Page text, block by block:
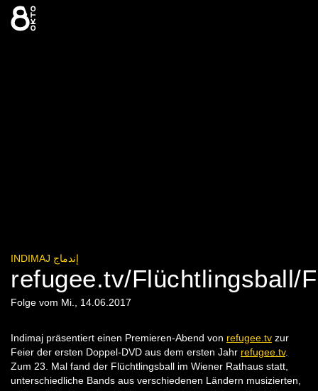
Zum
Inhalt
springen
INDIMAJ إندماج
refugee.tv/Flüchtlingsball/
Folge vom Mi., 14.06.2017
Indimaj präsentiert einen Premieren-Abend von refugee.tv zur
Feier der ersten Doppel-DVD aus dem ersten Jahr refugee.tv.
Zum 23. Mal fand der Flüchtlingsball im Wiener Rathaus statt,
unterschiedliche Bands aus verschiedenen Ländern musizierten,